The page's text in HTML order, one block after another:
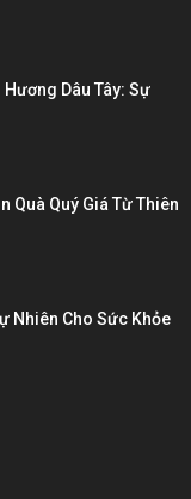
Dâu Tây: Sự
Quà Quý Giá Từ Thiên
Nhiên Cho Sức Khỏe